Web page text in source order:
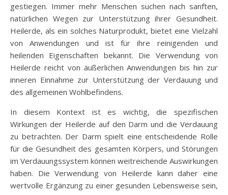
gestiegen. Immer mehr Menschen suchen nach sanften,
natürlichen Wegen zur Unterstützung ihrer Gesundheit.
Heilerde, als ein solches Naturprodukt, bietet eine Vielzahl
von Anwendungen und ist für ihre reinigenden und
heilenden Eigenschaften bekannt. Die Verwendung von
Heilerde reicht von äußerlichen Anwendungen bis hin zur
inneren Einnahme zur Unterstützung der Verdauung und
des allgemeinen Wohlbefindens.
In diesem Kontext ist es wichtig, die spezifischen
Wirkungen der Heilerde auf den Darm und die Verdauung
zu betrachten. Der Darm spielt eine entscheidende Rolle
für die Gesundheit des gesamten Körpers, und Störungen
im Verdauungssystem können weitreichende Auswirkungen
haben. Die Verwendung von Heilerde kann daher eine
wertvolle Ergänzung zu einer gesunden Lebensweise sein,